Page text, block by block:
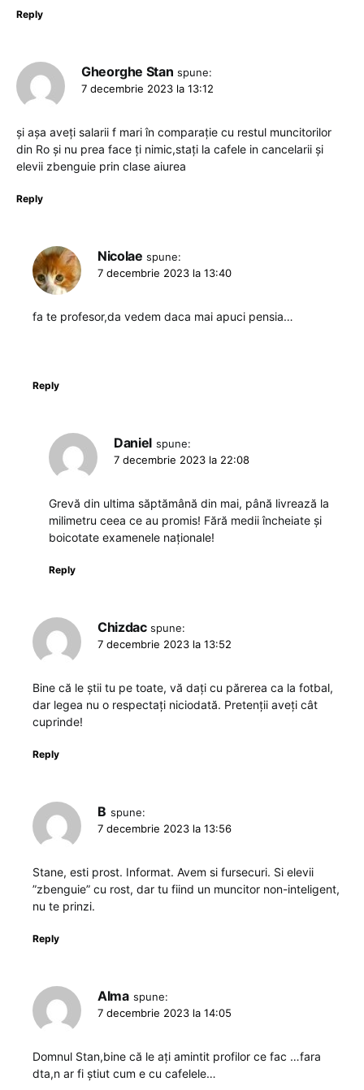
Reply
Gheorghe Stan spune:
7 decembrie 2023 la 13:12
și așa aveți salarii f mari în comparație cu restul muncitorilor
din Ro și nu prea face ți nimic,stați la cafele in cancelarii și
elevii zbenguie prin clase aiurea
Reply
Nicolae spune:
7 decembrie 2023 la 13:40
fa te profesor,da vedem daca mai apuci pensia…
Reply
Daniel spune:
7 decembrie 2023 la 22:08
Grevă din ultima săptămână din mai, până livrează la
milimetru ceea ce au promis! Fără medii încheiate și
boicotate examenele naționale!
Reply
Chizdac spune:
7 decembrie 2023 la 13:52
Bine că le știi tu pe toate, vă dați cu părerea ca la fotbal,
dar legea nu o respectați niciodată. Pretenții aveți cât
cuprinde!
Reply
B spune:
7 decembrie 2023 la 13:56
Stane, esti prost. Informat. Avem si fursecuri. Si elevii
”zbenguie” cu rost, dar tu fiind un muncitor non-inteligent,
nu te prinzi.
Reply
Alma spune:
7 decembrie 2023 la 14:05
Domnul Stan,bine că le ați amintit profilor ce fac …fara
dta,n ar fi știut cum e cu cafelele…